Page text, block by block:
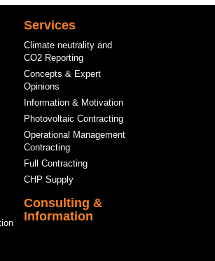
Services
Climate neutrality and
CO2 Reporting
Concepts & Expert
Opinions
Information & Motivation
Photovoltaic Contracting
Operational Management
Contracting
Full Contracting
CHP Supply
Consulting &
Information